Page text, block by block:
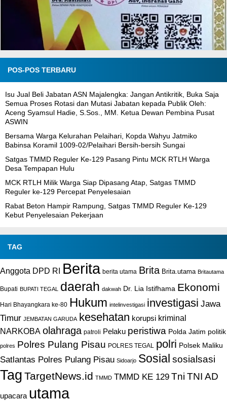
POS-POS TERBARU
Isu Jual Beli Jabatan ASN Majalengka: Jangan Antikritik, Buka Saja
Semua Proses Rotasi dan Mutasi Jabatan kepada Publik Oleh:
Aceng Syamsul Hadie, S.Sos., MM. Ketua Dewan Pembina Pusat
ASWIN
Bersama Warga Kelurahan Pelaihari, Kopda Wahyu Jatmiko
Babinsa Koramil 1009-02/Pelaihari Bersih-bersih Sungai
Satgas TMMD Reguler Ke-129 Pasang Pintu MCK RTLH Warga
Desa Tempapan Hulu
MCK RTLH Milik Warga Siap Dipasang Atap, Satgas TMMD
Reguler ke-129 Percepat Penyelesaian
Rabat Beton Hampir Rampung, Satgas TMMD Reguler Ke-129
Kebut Penyelesaian Pekerjaan
TAG
Anggota DPD RI Berita berita utama Brita Brita.utama Britautama
Bupati BUPATI TEGAL daerah dakwah Dr. Lia Istifhama Ekonomi
Hari Bhayangkara ke-80 Hukum intelinvestigasi investigasi Jawa
Timur JEMBATAN GARUDA kesehatan korupsi kriminal
NARKOBA olahraga patroli Pelaku peristiwa Polda Jatim politik
polres Polres Pulang Pisau POLRES TEGAL polri Polsek Maliku
Satlantas Polres Pulang Pisau Sidoarjo Sosial sosialsasi
Tag TargetNews.id TMMD TMMD KE 129 Tni TNI AD
upacara utama